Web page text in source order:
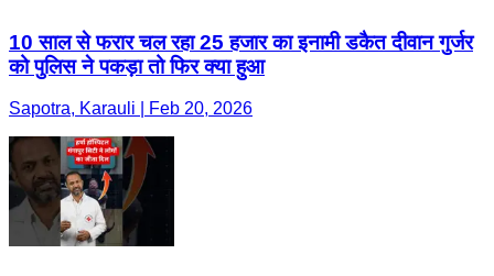
10 साल से फरार चल रहा 25 हजार का इनामी डकैत दीवान गुर्जर
को पुलिस ने पकड़ा तो फिर क्या हुआ
Sapotra, Karauli | Feb 20, 2026